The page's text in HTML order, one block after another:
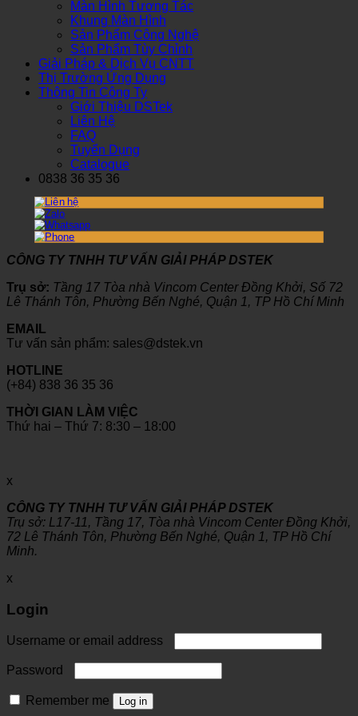
Màn Hình Tương Tác
Khung Màn Hình
Sản Phẩm Công Nghệ
Sản Phẩm Tùy Chỉnh
Giải Pháp & Dịch Vụ CNTT
Thị Trường Ứng Dụng
Thông Tin Công Ty
Giới Thiệu DSTek
Liên Hệ
FAQ
Tuyển Dụng
Catalogue
0838 36 35 36
CÔNG TY TNHH TƯ VẤN GIẢI PHÁP DSTEK
Trụ sở: Tầng 17 Tòa nhà Vincom Center Đồng Khởi, Số 72
Lê Thánh Tôn, Phường Bến Nghé, Quận 1, TP Hồ Chí Minh
EMAIL
Tư vấn sản phẩm: sales@dstek.vn
HOTLINE
(+84) 838 36 35 36
THỜI GIAN LÀM VIỆC
Thứ hai – Thứ 7: 8:30 – 18:00
x
CÔNG TY TNHH TƯ VẤN GIẢI PHÁP DSTEK
Trụ sở: L17-11, Tầng 17, Tòa nhà Vincom Center Đồng Khởi,
72 Lê Thánh Tôn, Phường Bến Nghé, Quận 1, TP Hồ Chí
Minh.
x
Login
Username or email address
Password
Remember me Log in